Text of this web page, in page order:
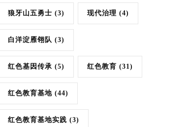
狼牙山五勇士 (3) 现代治理 (4)
白洋淀雁翎队 (3)
红色基因传承 (5) 红色教育 (31)
红色教育基地 (44)
红色教育基地实践 (3)